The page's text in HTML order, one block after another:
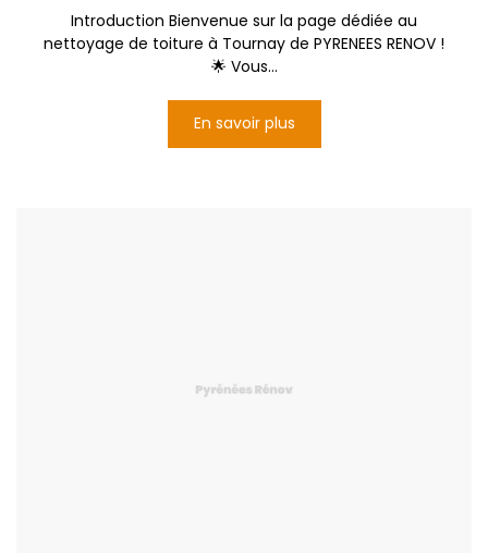
Introduction Bienvenue sur la page dédiée au
nettoyage de toiture à Tournay de PYRENEES RENOV !
🌟 Vous...
En savoir plus